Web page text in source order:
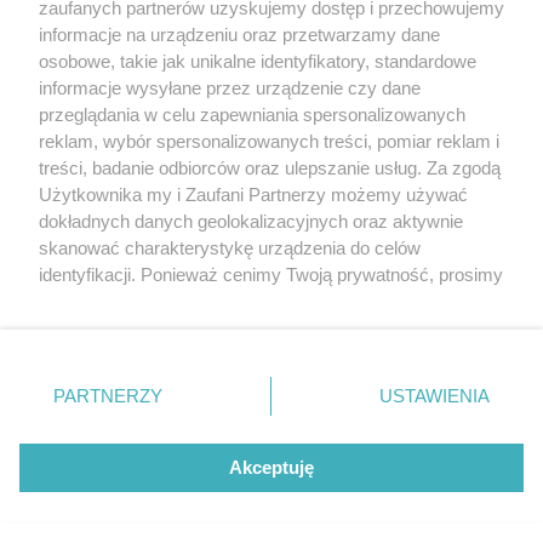
Więcej
wSzczecinie.pl
Regulamin konkursów
śniadaniówka "Hej
Szczecin! Jest piątek!"
Partnerzy
Praca Szczecin
© 2026 wSzczecinie.pl
Created by GOD
zaufanych partnerów uzyskujemy dostęp i przechowujemy
informacje na urządzeniu oraz przetwarzamy dane
osobowe, takie jak unikalne identyfikatory, standardowe
informacje wysyłane przez urządzenie czy dane
przeglądania w celu zapewniania spersonalizowanych
reklam, wybór spersonalizowanych treści, pomiar reklam i
treści, badanie odbiorców oraz ulepszanie usług. Za zgodą
Użytkownika my i Zaufani Partnerzy możemy używać
dokładnych danych geolokalizacyjnych oraz aktywnie
skanować charakterystykę urządzenia do celów
identyfikacji. Ponieważ cenimy Twoją prywatność, prosimy
prywatności znajdujący się w lewym dolnym rogu strony
. Niektóre rodzaje przetwarzania danych nie wymagają
takiemu przetwarzaniu. Preferencje będą miały
zastosowania tylko na tej witrynie.
PARTNERZY USTAWIENIA
Akceptuję